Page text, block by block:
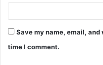
Save my name, email,
time I comment.